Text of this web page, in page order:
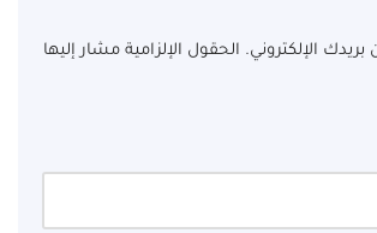
الإلكتروني. الحقول الإلزامية مشار إليها